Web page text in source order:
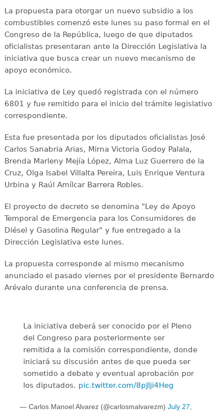
La propuesta para otorgar un nuevo subsidio a los
combustibles comenzó este lunes su paso formal en el
Congreso de la República, luego de que diputados
oficialistas presentaran ante la Dirección Legislativa la
iniciativa que busca crear un nuevo mecanismo de
apoyo económico.
La iniciativa de Ley quedó registrada con el número
6801 y fue remitido para el inicio del trámite legislativo
correspondiente.
Esta fue presentada por los diputados oficialistas José
Carlos Sanabria Arias, Mirna Victoria Godoy Palala,
Brenda Marleny Mejía López, Alma Luz Guerrero de la
Cruz, Olga Isabel Villalta Pereira, Luis Enrique Ventura
Urbina y Raúl Amílcar Barrera Robles.
El proyecto de decreto se denomina "Ley de Apoyo
Temporal de Emergencia para los Consumidores de
Diésel y Gasolina Regular" y fue entregado a la
Dirección Legislativa este lunes.
La propuesta corresponde al mismo mecanismo
anunciado el pasado viernes por el presidente Bernardo
Arévalo durante una conferencia de prensa.
La iniciativa deberá ser conocido por el Pleno
del Congreso para posteriormente ser
remitida a la comisión correspondiente, donde
iniciará su discusión antes de que pueda ser
sometido a debate y eventual aprobación por
los diputados. pic.twitter.com/8pJIji4Heg
— Carlos Manoel Alvarez (@carlosmalvarezm) July 27,